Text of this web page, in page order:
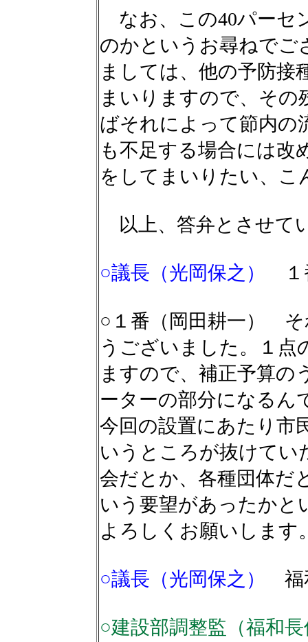
なお、この40パーセ
のかというお尋ねでご
ましては、他の予防接
まいりますので、その
ばそれによって節内の
も不足する場合には改
をしてまいりたい、こ
以上、答弁とさせて
○議長（光岡保之）
○１番（岡田耕一） そ
うございました。１
ますので、補正予算の
ーターの部分になるん
今回の設置にあたり市
いうところが抜けてい
会だとか、各種団体だ
いう要望があったかと
よろしくお願いします
○議長（光岡保之） 福
○建設部調整監（福和